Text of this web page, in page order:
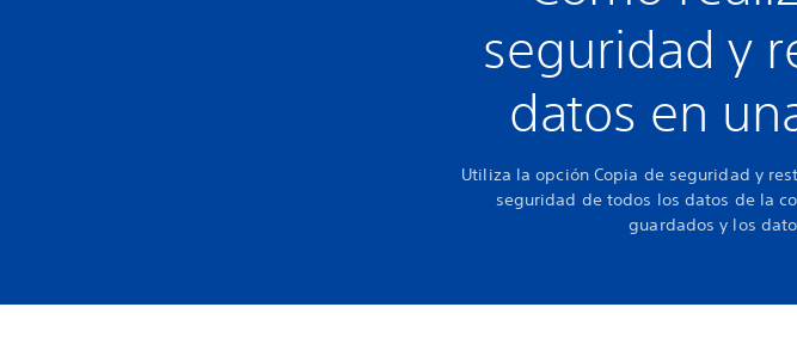
seguridad y
datos en
Utiliza la opción Copia de seguridad y
seguridad de todos los datos de la
guardados y los